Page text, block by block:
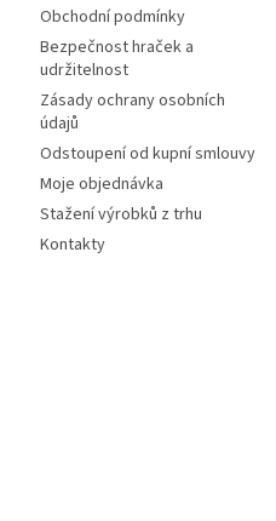
Obchodní podmínky
Bezpečnost hraček a
udržitelnost
Zásady ochrany osobních
údajů
Odstoupení od kupní smlouvy
Moje objednávka
Stažení výrobků z trhu
Kontakty